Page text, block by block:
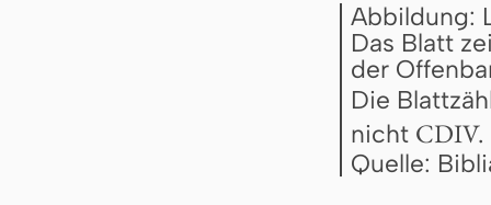
Abbildung:
Das Blatt
der
Die
nicht CDIV.
Quelle: